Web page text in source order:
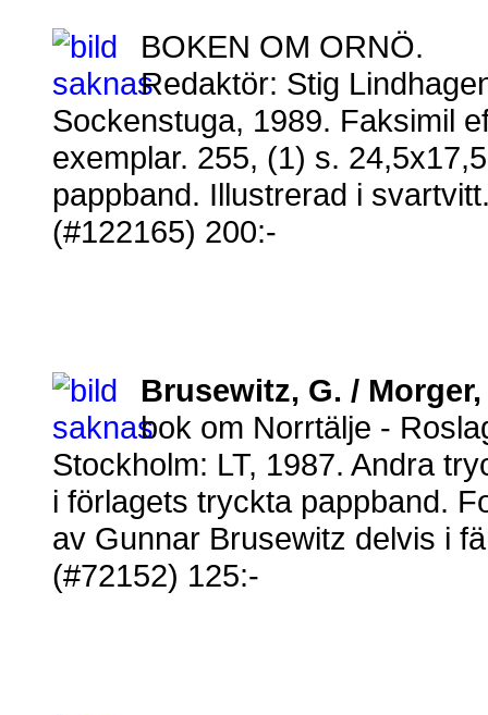
BOKEN OM ORNÖ.
Redaktör: Stig
Sockenstuga, 1989. Faksimil
exemplar. 255, (1) s.
pappband. Illustrerad i
(#122165) 200:-
Brusewitz, G. /
bok om Norrtälje -
Stockholm: LT, 1987. Andra
i förlagets tryckta pappband.
av Gunnar Brusewitz delvis i
(#72152) 125:-